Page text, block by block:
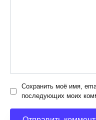
Сохранить моё имя,
последующих моих